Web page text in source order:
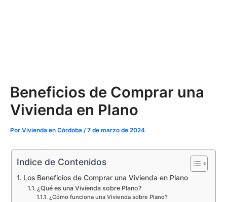
Beneficios de Comprar una
Vivienda en Plano
Por Vivienda en Córdoba /7 de marzo de 2024
Indice de Contenidos
Los Beneficios de Comprar una Vivienda en Plano
¿Qué es una Vivienda sobre Plano?
¿Cómo funciona una Vivienda sobre Plano?